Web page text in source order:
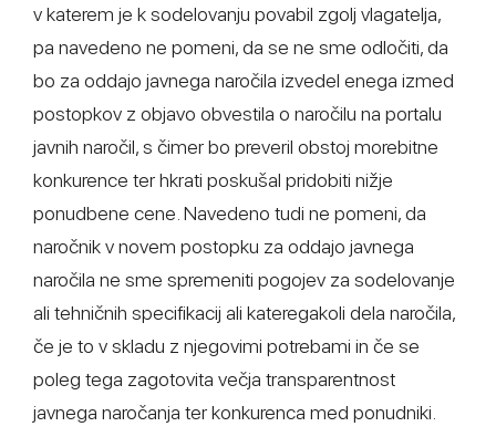
v katerem je k sodelovanju povabil zgolj vlagatelja,
pa navedeno ne pomeni, da se ne sme odločiti, da
bo za oddajo javnega naročila izvedel enega izmed
postopkov z objavo obvestila o naročilu na portalu
javnih naročil, s čimer bo preveril obstoj morebitne
konkurence ter hkrati poskušal pridobiti nižje
ponudbene cene. Navedeno tudi ne pomeni, da
naročnik v novem postopku za oddajo javnega
naročila ne sme spremeniti pogojev za sodelovanje
ali tehničnih specifikacij ali kateregakoli dela naročila,
če je to v skladu z njegovimi potrebami in če se
poleg tega zagotovita večja transparentnost
javnega naročanja ter konkurenca med ponudniki.